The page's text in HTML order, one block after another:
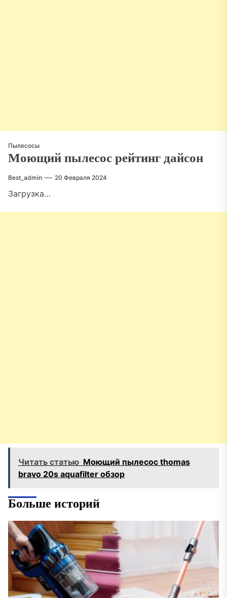
Пылесосы
Моющий пылесос рейтинг дайсон
Best_admin 20 Февраля 2024
Загрузка…
Читать статью Моющий пылесос thomas
bravo 20s aquafilter обзор
Больше историй